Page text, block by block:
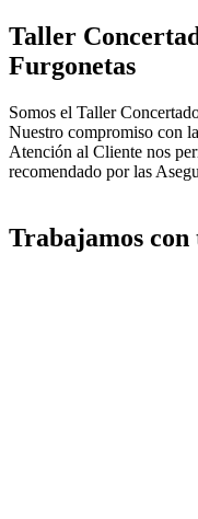
Taller
Furgonetas
Somos el Taller
Nuestro compromiso con
Atención al Cliente nos
recomendado por las
Trabajamos con